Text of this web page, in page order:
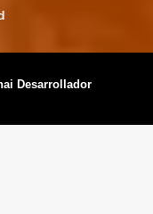
Desarrollador